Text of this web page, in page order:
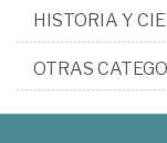
HISTORIA Y
OTRAS